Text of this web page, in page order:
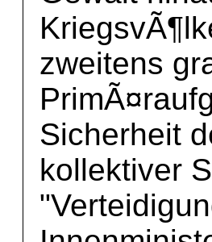
zweitens
Sicherheit
kollektiver